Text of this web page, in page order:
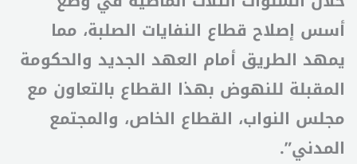
أسس إصلاح قطاع النفايات الصلبة، مما
يمهد الطريق أمام العهد الجديد والحكومة
المقبلة للنهوض بهذا القطاع بالتعاون مع
مجلس النواب، القطاع الخاص، والمجتمع
المدني”.